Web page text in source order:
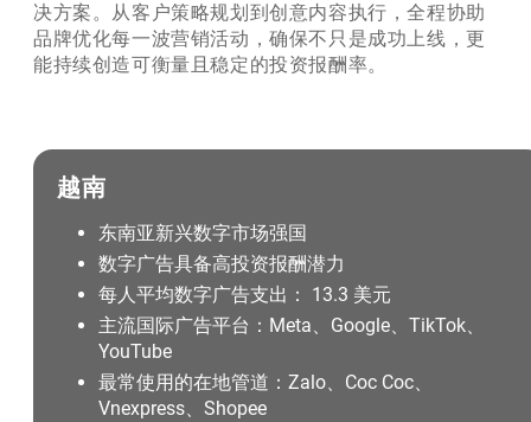
决方案。从客户策略规划到创意内容执行，全程协助
品牌优化每一波营销活动，确保不只是成功上线，更
能持续创造可衡量且稳定的投资报酬率。
越南
东南亚新兴数字市场强国
数字广告具备高投资报酬潜力
每人平均数字广告支出： 13.3 美元
主流国际广告平台：Meta、Google、TikTok、
YouTube
最常使用的在地管道：Zalo、Coc Coc、
Vnexpress、Shopee